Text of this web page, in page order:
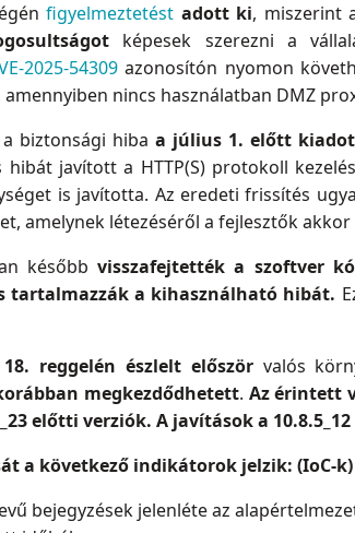
figyelmeztetést adott ki, miszerint
képesek szerezni a
2025-54309azonosítón nyomon
amennyiben nincs használatban DMZ
biztonsági hiba a július 1. előtt
hibát javított a HTTP(S) protokoll
is javította. Az eredeti frissítés
amelynek létezéséről a fejlesztők
későbbvisszafejtették a szoftver
tartalmazzák a kihasználható hibát.
reggelén észlelt előszörvalós
megkezdődhetett. Az érintett
előtti verziók. A javítások a
a következő indikátorok jelzik: (IoC-k)
bejegyzések jelenléte az